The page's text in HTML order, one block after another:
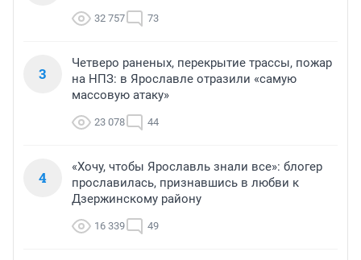
32 757 73
3
Четверо раненых, перекрытие трассы, пожар
на НПЗ: в Ярославле отразили «самую
массовую атаку»
23 078 44
4
«Хочу, чтобы Ярославль знали все»: блогер
прославилась, признавшись в любви к
Дзержинскому району
16 339 49